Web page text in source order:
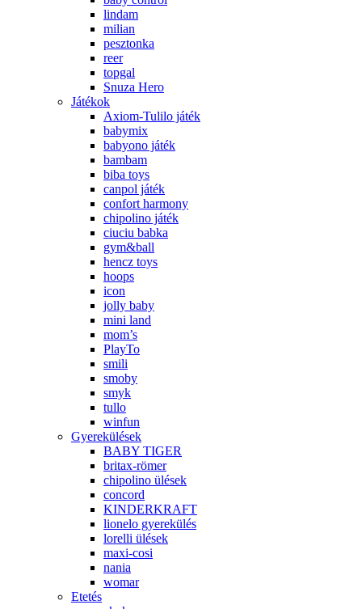
lindam
milian
pesztonka
reer
topgal
Snuza Hero
Játékok
Axiom-Tulilo játék
babymix
babyono játék
bambam
biba toys
canpol játék
confort harmony
chipolino játék
ciuciu babka
gym&ball
hencz toys
hoops
icon
jolly baby
mini land
mom’s
PlayTo
smili
smoby
smyk
tullo
winfun
Gyerekülések
BABY TIGER
britax-römer
chipolino ülések
concord
KINDERKRAFT
lionelo gyerekülés
lorelli ülések
maxi-cosi
nania
womar
Etetés